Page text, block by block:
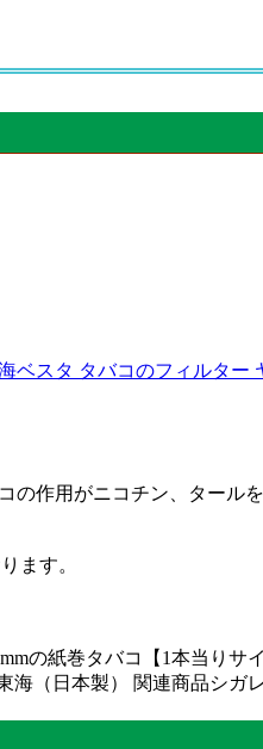
ベスタ タバコのフィルター
の作用がニコチン、タール
ます。
の紙巻タバコ【1本当りサ
海（日本製） 関連商品シガ